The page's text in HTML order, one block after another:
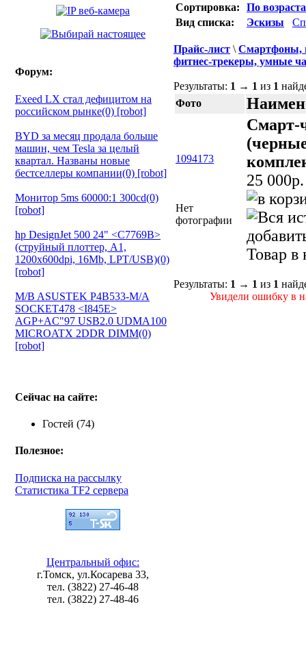
Форум:
Exeed LX стал дефицитом на
российском рынке(0) [robot]
BYD за месяц продала больше
машин, чем Tesla за целый
квартал. Названы новые
бестселлеры компании(0) [robot]
Монитор 5ms 60000:1 300cd(0)
[robot]
hp DesignJet 500 24" <C7769B>
(струйный плоттер, A1,
1200х600dpi, 16Mb, LPT/USB)(0)
[robot]
M/B ASUSTEK P4B533-M/A
SOCKET478 <I845E>
AGP+AC"97 USB2.0 UDMA100
MICROATX 2DDR DIMM(0)
[robot]
Сейчас на сайте:
Гостей (74)
Полезное:
Подписка на рассылку
Статистика TF2 сервера
Центральный офис:
г.Томск, ул.Косарева 33,
тел. (3822) 27-46-48
тел. (3822) 27-48-46
Сортировка:
По
Вид списка:
Эскизы
Прайс-лист \Смартфоны,
фитнес-трекеры, умные
Результаты: 1 → 1 из 1
Фото
1094173
Нет
фотографии
Смарт-
25 000p.
Товар в
Результаты: 1 → 1 из 1
Увидели ошибку в